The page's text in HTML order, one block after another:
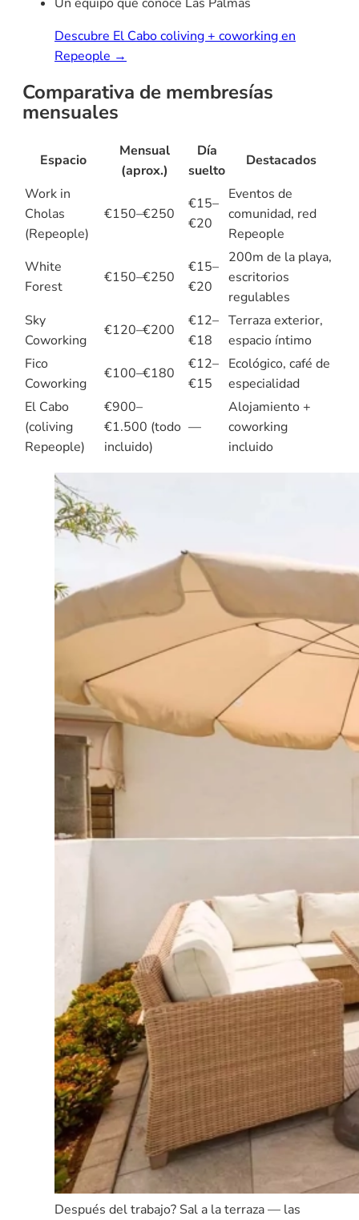
Un equipo que conoce Las Palmas
Descubre El Cabo coliving + coworking en
Repeople →
Comparativa de membresías
mensuales
Espacio
Mensual
(aprox.)
Día
suelto
Destacados
Work in
Cholas
(Repeople)
€150–€250
€15–
€20
Eventos de
comunidad, red
Repeople
White
Forest
€150–€250
€15–
€20
200m de la playa,
escritorios
regulables
Sky
Coworking
€120–€200
€12–
€18
Terraza exterior,
espacio íntimo
Fico
Coworking
€100–€180
€12–
€15
Ecológico, café de
especialidad
El Cabo
(coliving
Repeople)
€900–
€1.500 (todo
incluido)
—
Alojamiento +
coworking
incluido
Después del trabajo? Sal a la terraza — las